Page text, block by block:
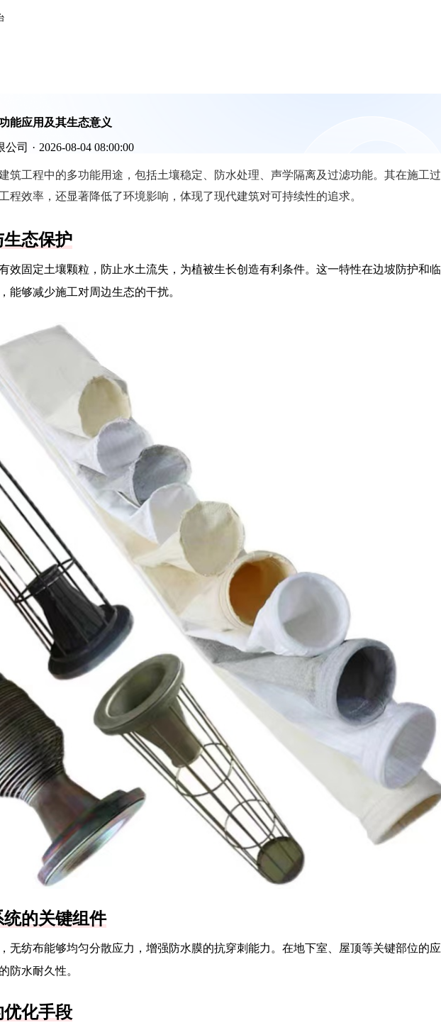
能应用及其生态意义
公司 · 2026-08-04 08:00:00
筑工程中的多功能用途，包括土壤稳定、防水处理、声学隔离及过滤功能。其在施工过
程效率，还显著降低了环境影响，体现了现代建筑对可持续性的追求。
态保护
效固定土壤颗粒，防止水土流失，为植被生长创造有利条件。这一特性在边坡防护和临
能够减少施工对周边生态的干扰。
的关键组件
无纺布能够均匀分散应力，增强防水膜的抗穿刺能力。在地下室、屋顶等关键部位的应
防水耐久性。
化手段